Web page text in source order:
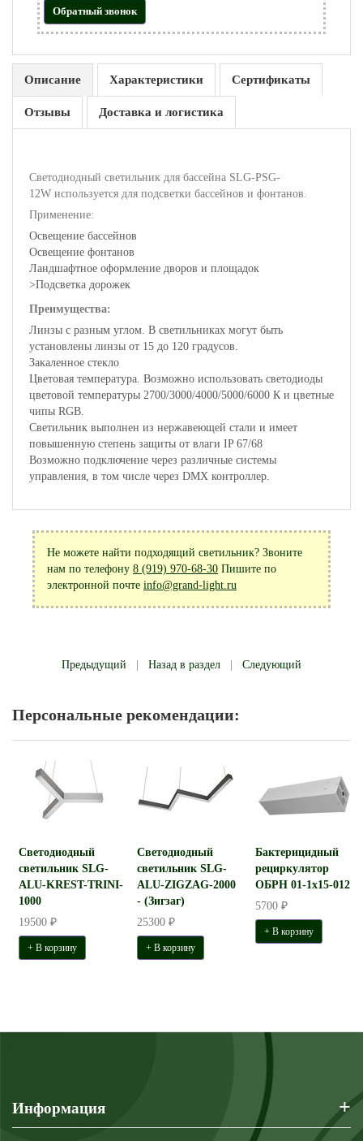
Обратный звонок
Описание Характеристики Сертификаты
Отзывы Доставка и логистика
Светодиодный светильник для бассейна SLG-PSG-
12W используется для подсветки бассейнов и фонтанов.
Применение:
Освещение бассейнов
Освещение фонтанов
Ландшафтное оформление дворов и площадок
>Подсветка дорожек
Преимущества:
Линзы с разным углом. В светильниках могут быть
установлены линзы от 15 до 120 градусов.
Закаленное стекло
Цветовая температура. Возможно использовать светодиоды
цветовой температуры 2700/3000/4000/5000/6000 К и цветные
чипы RGB.
Светильник выполнен из нержавеющей стали и имеет
повышенную степень защиты от влаги IP 67/68
Возможно подключение через различные системы
управления, в том числе через DMX контроллер.
Не можете найти подходящий светильник? Звоните
нам по телефону 8 (919) 970-68-30 Пишите по
электронной почте info@grand-light.ru
Предыдущий Назад в раздел Следующий
Персональные рекомендации:
Светодиодный
светильник SLG-
ALU-KREST-TRINI-
1000
19500 ₽
+ В корзину
Светодиодный
светильник SLG-
ALU-ZIGZAG-2000
- (Зигзаг)
25300 ₽
+ В корзину
Бактерицидный
рециркулятор
ОБРН 01-1x15-012
5700 ₽
+ В корзину
Информация +